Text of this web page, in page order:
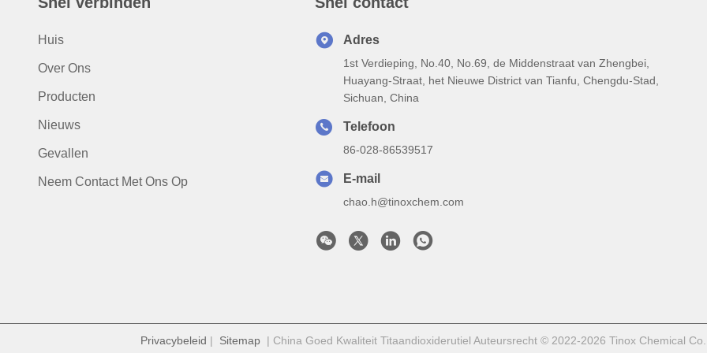
Huis
Over Ons
Producten
Nieuws
Gevallen
Neem Contact Met Ons Op
Adres
1st Verdieping, No.40, No.69, de Middenstraat van Zhengbei,
Huayang-Straat, het Nieuwe District van Tianfu, Chengdu-Stad,
Sichuan, China
Telefoon
86-028-86539517
E-mail
chao.h@tinoxchem.com
Privacybeleid | Sitemap | China Goed Kwaliteit Titaandioxiderutiel Auteursrecht © 2022-2026 Tinox Chemical